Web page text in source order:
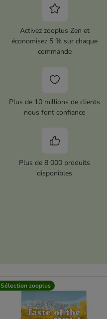
Activez zooplus Zen et
économisez 5 % sur chaque
commande
Plus de 10 millions de clients
nous font confiance
Plus de 8 000 produits
disponibles
Sélection zooplus